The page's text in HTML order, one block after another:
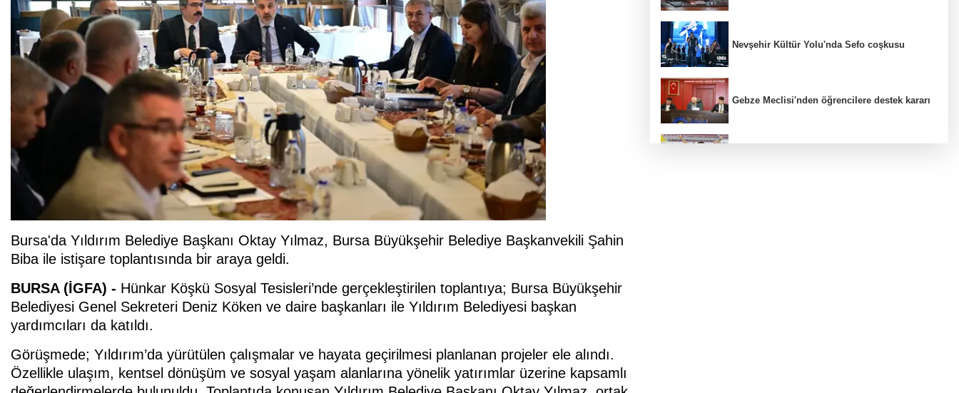
Bursa'da Yıldırım Belediye Başkanı Oktay Yılmaz, Bursa Büyükşehir Belediye Başkanvekili Şahin
Biba ile istişare toplantısında bir araya geldi.
BURSA (İGFA) - Hünkar Köşkü Sosyal Tesisleri’nde gerçekleştirilen toplantıya; Bursa Büyükşehir
Belediyesi Genel Sekreteri Deniz Köken ve daire başkanları ile Yıldırım Belediyesi başkan
yardımcıları da katıldı.
Görüşmede; Yıldırım’da yürütülen çalışmalar ve hayata geçirilmesi planlanan projeler ele alındı.
Özellikle ulaşım, kentsel dönüşüm ve sosyal yaşam alanlarına yönelik yatırımlar üzerine kapsamlı
Nevşehir Kültür Yolu'nda Sefo coşkusu
Gebze Meclisi'nden öğrencilere destek kararı